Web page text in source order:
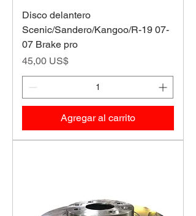
Disco delantero
Scenic/Sandero/Kangoo/R-19 07-
07 Brake pro
Precio
45,00 US$
Agregar al carrito